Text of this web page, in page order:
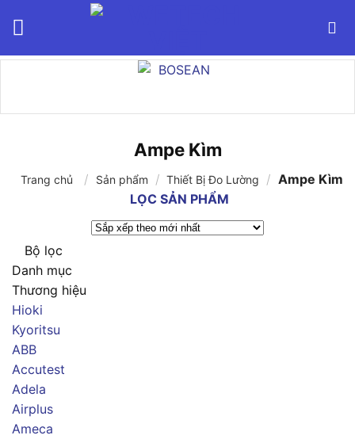
Ampe Kìm
Trang chủ / Sản phẩm / Thiết Bị Đo Lường / Ampe Kìm
LỌC SẢN PHẨM
Bộ lọc
Danh mục
Thương hiệu
Hioki
Kyoritsu
ABB
Accutest
Adela
Airplus
Ameca